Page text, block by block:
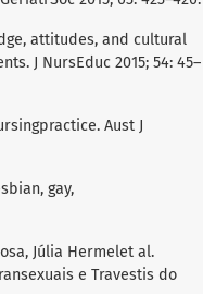
attitudes, and cultural
J NursEduc 2015; 54: 45–
Aust J
gay,
Júlia Hermelet al.
e Travestis do